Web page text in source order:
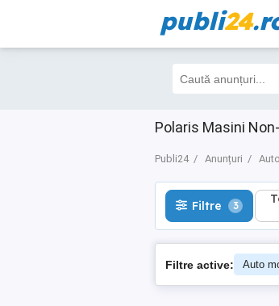
publi24
Polaris Masini
Publi24 Anunțuri
Filtre 3
Filtre 3
Filtre active: Auto